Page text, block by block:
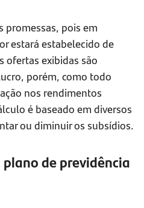
promessas, pois em
estará estabelecido de
ofertas exibidas são
porém, como todo
nos rendimentos
é baseado em diversos
ou diminuir os subsídios.
de previdência